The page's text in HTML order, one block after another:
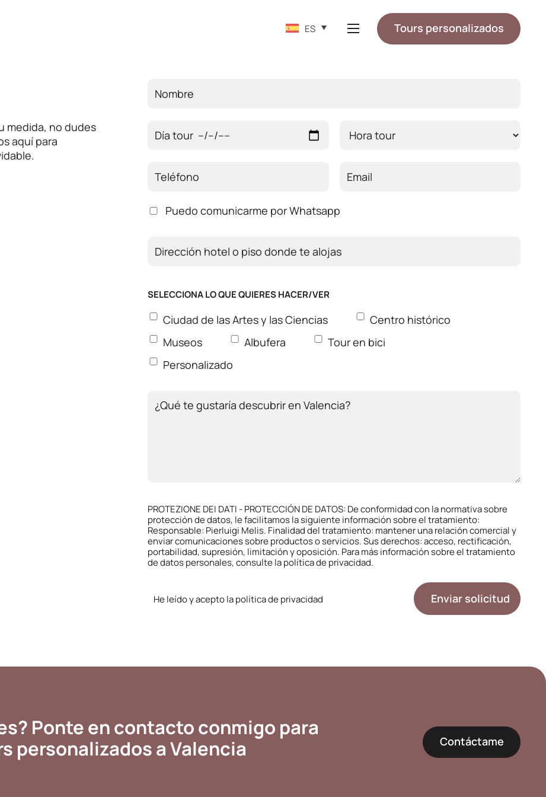
ES Tours personalizados
medida, no dudes
aquí para
Puedo comunicarme por Whatsapp
SELECCIONA LO QUE QUIERES HACER/VER
Ciudad de las Artes y las Ciencias
Centro histórico
Museos
Albufera
Tour en bici
Personalizado
PROTEZIONE DEI DATI - PROTECCIÓN DE DATOS: De conformidad con la normativa sobre
protección de datos, le facilitamos la siguiente información sobre el tratamiento:
Responsable: Pierluigi Melis. Finalidad del tratamiento: mantener una relación comercial y
enviar comunicaciones sobre productos o servicios. Sus derechos: acceso, rectificación,
portabilidad, supresión, limitación y oposición. Para más información sobre el tratamiento
de datos personales, consulte la polí­tica de privacidad.
He leído y acepto la polí­tica de privacidad
Ponte en contacto conmigo para
personalizados a Valencia
Contáctame